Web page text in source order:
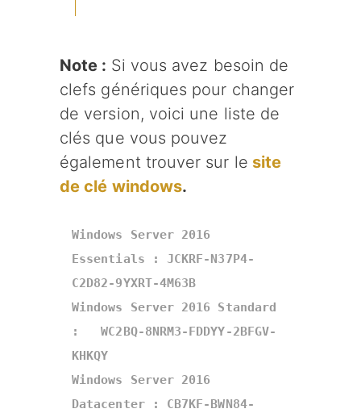
Note : Si vous avez besoin de
clefs génériques pour changer
de version, voici une liste de
clés que vous pouvez
également trouver sur le site
de clé windows.
Windows Server 2016
Essentials : JCKRF-N37P4-
C2D82-9YXRT-4M63B
Windows Server 2016 Standard
:   WC2BQ-8NRM3-FDDYY-2BFGV-
KHKQY
Windows Server 2016
Datacenter : CB7KF-BWN84-